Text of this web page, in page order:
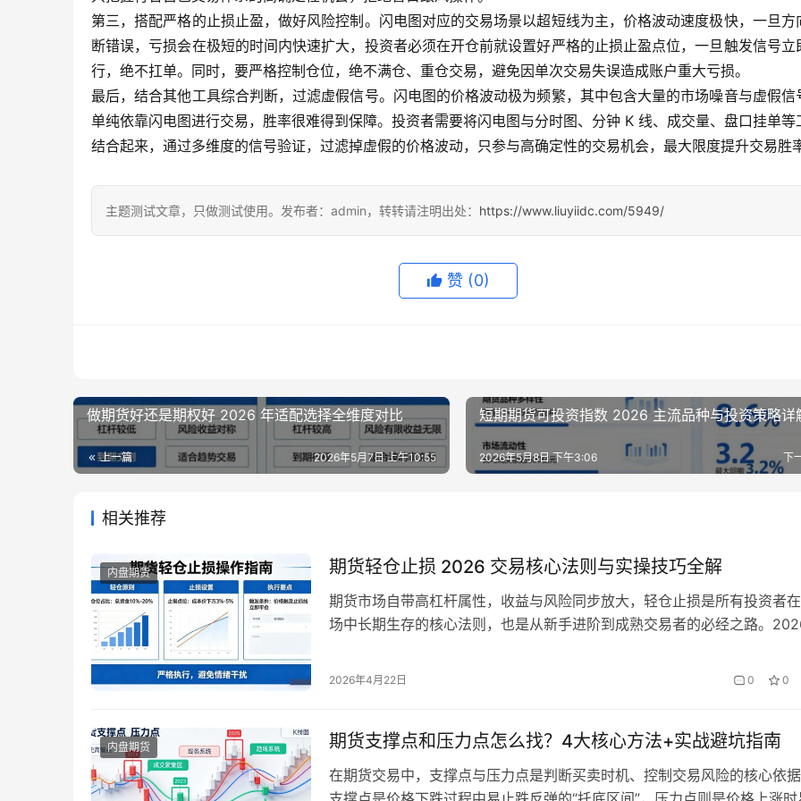
第三，搭配严格的止损止盈，做好风险控制。闪电图对应的交易场景以超短线为主，价格波动速度极快，一旦方
断错误，亏损会在极短的时间内快速扩大，投资者必须在开仓前就设置好严格的止损止盈点位，一旦触发信号立
行，绝不扛单。同时，要严格控制仓位，绝不满仓、重仓交易，避免因单次交易失误造成账户重大亏损。
最后，结合其他工具综合判断，过滤虚假信号。闪电图的价格波动极为频繁，其中包含大量的市场噪音与虚假信
单纯依靠闪电图进行交易，胜率很难得到保障。投资者需要将闪电图与分时图、分钟 K 线、成交量、盘口挂单等
结合起来，通过多维度的信号验证，过滤掉虚假的价格波动，只参与高确定性的交易机会，最大限度提升交易胜率
主题测试文章，只做测试使用。发布者：admin，转转请注明出处： https://www.liuyiidc.com/5949/
赞 (0)
做期货好还是期权好 2026 年适配选择全维度对比
上一篇 2026年5月7日 上午10:55
短期期货可投资指数 2026 主流品种与投资策略详
下
2026年5月8日 下午3:06
相关推荐
内盘期货 期货轻仓止损 2026 交易核心法则与实操技巧全解
期货市场自带高杠杆属性，收益与风险同步放大，轻仓止损是所有投资者
场中长期生存的核心法则，也是从新手进阶到成熟交易者的必经之路。
一套成熟的轻仓止损体系，既能帮助投资者把握交易机会，又能从根源上控
2026年4月22日 0 0
内盘期货 期货支撑点和压力点怎么找？4大核心方法+实战避坑指南
在期货交易中，支撑点与压力点是判断买卖时机、控制交易风险的核心依据